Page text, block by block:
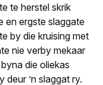
te herstel skrik
en ergste slaggate
by die kruising met
nie verby mekaar
die oliekas
’n slaggat ry.